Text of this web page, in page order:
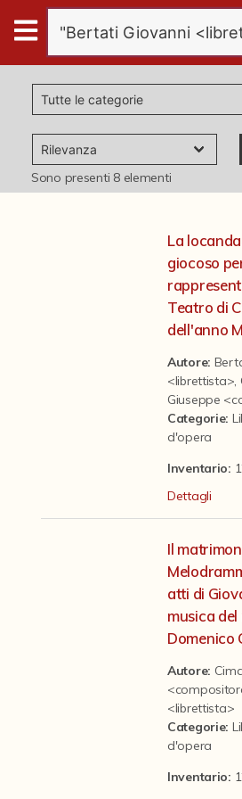
Digital
Humanities
Donazioni
Pubblicazioni
Il progetto Digital Humanities
Sono presenti 8elementi
La
giocoso
Teatro di
dell'anno
Autore:
<librettista>
Giuseppe
Categorie:
d'opera
Inventario:
Dettagli
Il
atti di
musica
Domenico
Autore:
<librettista>
Categorie:
d'opera
Inventario: